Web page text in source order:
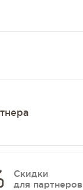
Скидки
для партнеров